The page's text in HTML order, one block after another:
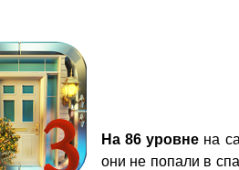
На 86 уровне на
они не попали в